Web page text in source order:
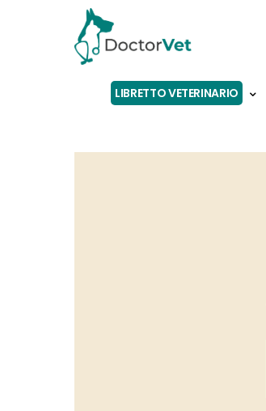
LIBRETTO VETERINARIO